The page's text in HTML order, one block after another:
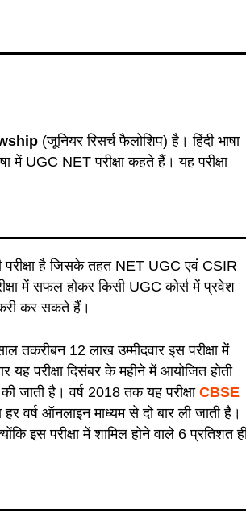
(जूनियर रिसर्च फैलोशिप) है। हिंदी भाषा
में UGC NET परीक्षा कहते हैं। यह परीक्षा
परीक्षा है जिसके तहत NET UGC एवं CSIR
में सफल होकर किसी UGC कोर्स में प्रवेश
कर सकते हैं।
तकरीबन 12 लाख उम्मीदवार इस परीक्षा में
यह परीक्षा दिसंबर के महीने में आयोजित होती
जाती है। वर्ष 2018 तक यह परीक्षा CBSE
हर वर्ष ऑनलाइन माध्यम से दो बार ली जाती है।
इस परीक्षा में शामिल होने वाले 6 प्रतिशत